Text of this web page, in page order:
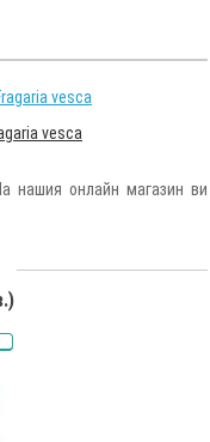
vesca
нашия онлайн магазин ви